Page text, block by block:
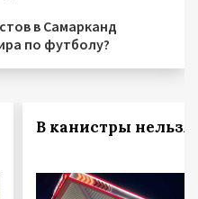
в Самарканд
по футболу?
В канистры нельзя!